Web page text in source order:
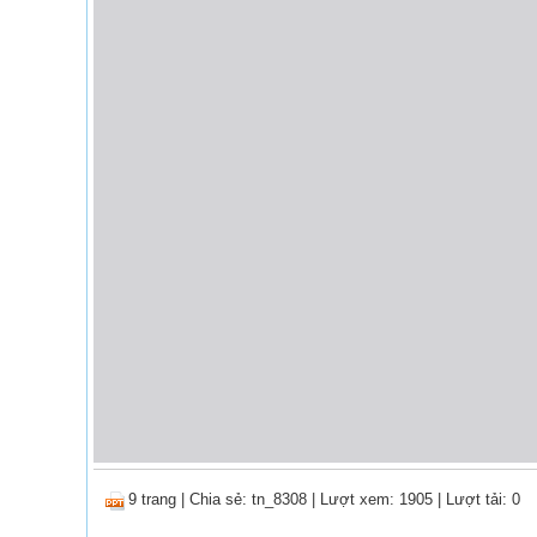
9 trang Chia sẻ: tn_8308 | Lượt xem: 1905 | Lượt tải: 0